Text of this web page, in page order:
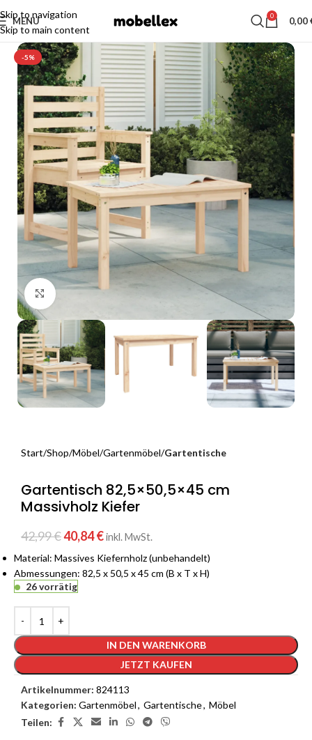
Skip to navigation
Skip to main content
MENU 0 0,00
-5%
Click to enlarge
Start Shop Möbel Gartenmöbel Gartentische
Gartentisch 82,5×50,5×45 cm
Massivholz Kiefer
42,99€40,84€inkl. MwSt.
Material: Massives Kiefernholz (unbehandelt)
Abmessungen: 82,5 x 50,5 x 45 cm (B x T x H)
26 vorrätig
IN DEN WARENKORB
JETZT KAUFEN
Artikelnummer: 824113
Kategorien: Gartenmöbel, Gartentische, Möbel
Teilen: